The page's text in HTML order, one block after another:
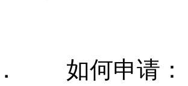
如何申请：